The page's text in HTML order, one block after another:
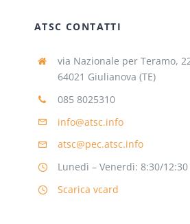
ATSC CONTATTI
via Nazionale per Teramo,
64021 Giulianova (TE)
085 8025310
info@atsc.info
atsc@pec.atsc.info
Lunedì – Venerdì: 8:30/
Scarica vcard